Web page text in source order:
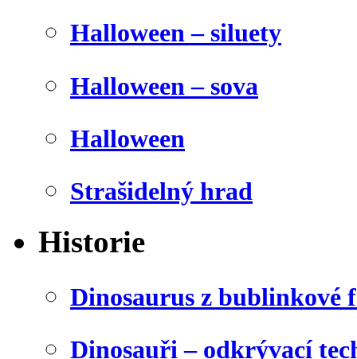
Halloween – siluety
Halloween – sova
Halloween
Strašidelný hrad
Historie
Dinosaurus z bublinkové
Dinosauři – odkrývací